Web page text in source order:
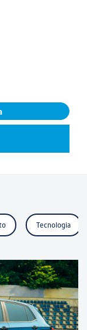
Tecnologia